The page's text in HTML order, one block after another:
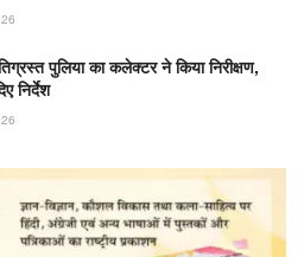
पुलिया का कलेक्टर ने किया निरीक्षण,
निर्देश